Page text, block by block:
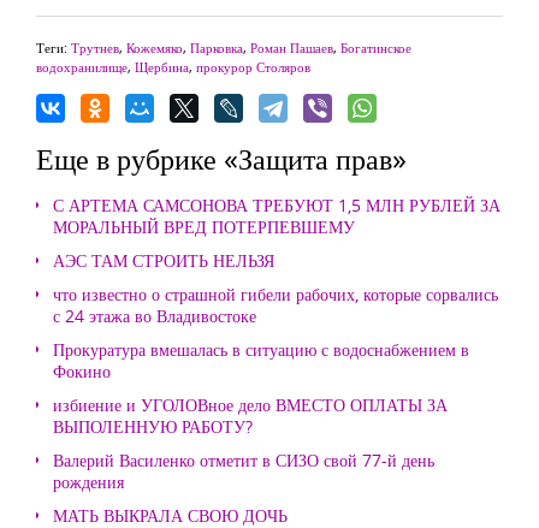
Теги: Трутнев, Кожемяко, Парковка, Роман Пашаев, Богатинское
водохранилище, Щербина, прокурор Столяров
Еще в рубрике «Защита прав»
С АРТЕМА САМСОНОВА ТРЕБУЮТ 1,5 МЛН РУБЛЕЙ ЗА
МОРАЛЬНЫЙ ВРЕД ПОТЕРПЕВШЕМУ
АЭС ТАМ СТРОИТЬ НЕЛЬЗЯ
что известно о страшной гибели рабочих, которые сорвались
с 24 этажа во Владивостоке
Прокуратура вмешалась в ситуацию с водоснабжением в
Фокино
избиение и УГОЛОВное дело ВМЕСТО ОПЛАТЫ ЗА
ВЫПОЛЕННУЮ РАБОТУ?
Валерий Василенко отметит в СИЗО свой 77-й день
рождения
МАТЬ ВЫКРАЛА СВОЮ ДОЧЬ